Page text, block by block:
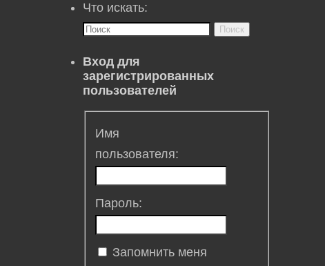
Что искать:
Поиск
Вход для
зарегистрированных
пользователей
Имя
пользователя:
Пароль:
Запомнить меня